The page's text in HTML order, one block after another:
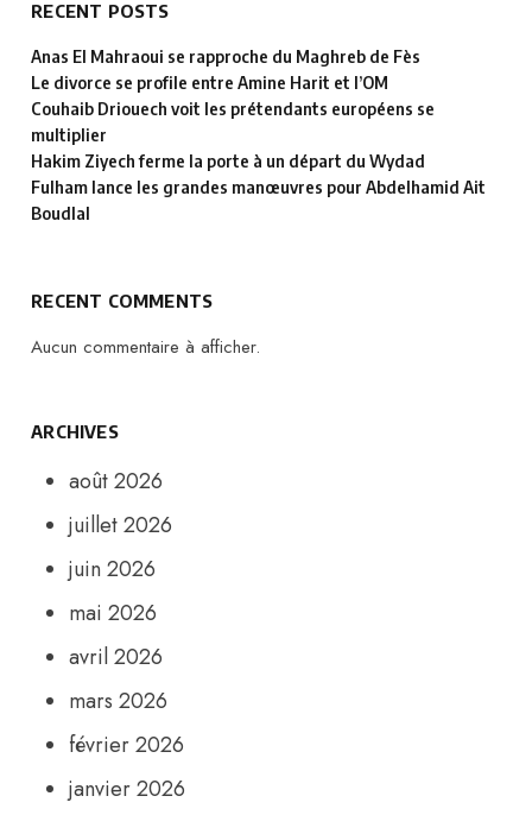
RECENT POSTS
Anas El Mahraoui se rapproche du Maghreb de Fès
Le divorce se profile entre Amine Harit et l’OM
Couhaib Driouech voit les prétendants européens se
multiplier
Hakim Ziyech ferme la porte à un départ du Wydad
Fulham lance les grandes manœuvres pour Abdelhamid Ait
Boudlal
RECENT COMMENTS
Aucun commentaire à afficher.
ARCHIVES
août 2026
juillet 2026
juin 2026
mai 2026
avril 2026
mars 2026
février 2026
janvier 2026